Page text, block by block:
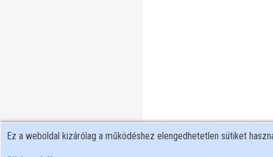
Ez a weboldal kizárólag a működéshez elengedhetetlen sütiket